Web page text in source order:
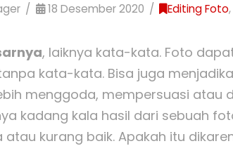
18 Desember 2020 Editing Foto
, laiknya kata-kata. Foto
kata-kata. Bisa juga
menggoda, mempersuasi atau
kadang kala hasil dari sebuah
atau kurang baik. Apakah itu